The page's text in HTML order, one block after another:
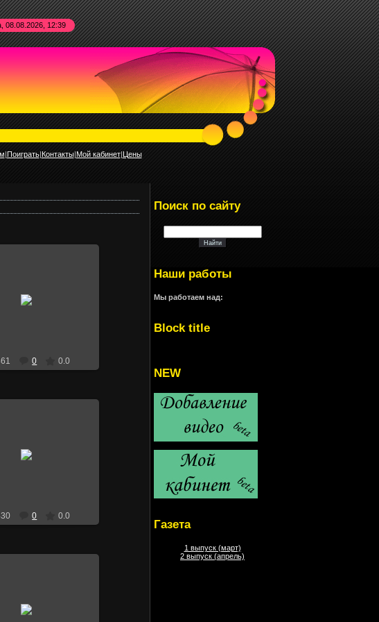
08.08.2026, 12:39
|Поиграть|Контакты|Мой кабинет|Цены
Кадр из Суаиль
0 0.0
Кадр из Суаиль
0 0.0
Кадр из Джек
Поиск по сайту
Наши работы
Мы работаем над:
Block title
NEW
Газета
1 выпуск (март)
2 выпуск (апрель)